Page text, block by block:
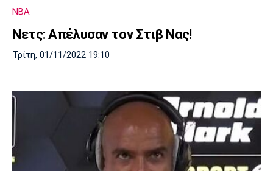
NBA
Νετς: Απέλυσαν τον Στιβ Νας!
Τρίτη, 01/11/2022 19:10